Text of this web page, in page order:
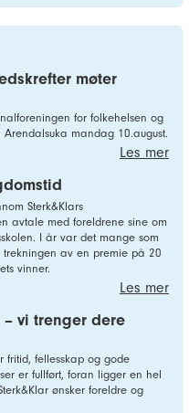
møter
for folkehelsen og
mandag 10.august.
Les mer
Sterk&Klars
avtale med foreldrene sine om
I år var det mange som
av en premie på 20
vinner.
Les mer
– vi trenger dere
fritid, fellesskap og gode
er fullført, foran ligger en hel
ønsker foreldre og